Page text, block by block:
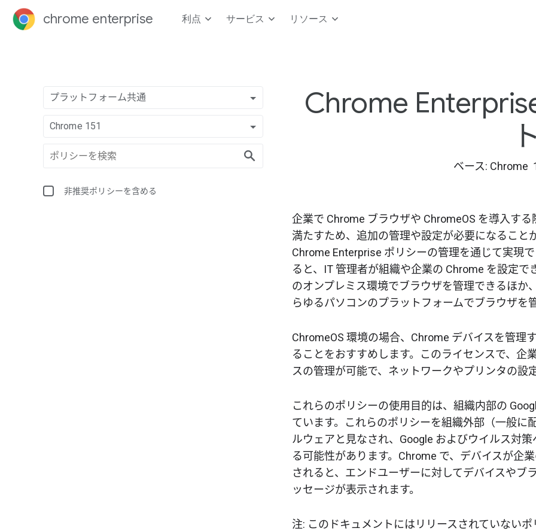
chrome enterprise 利点 サービス リソース
プラットフォーム共通
Chrome 151
非推奨ポリシーを含める
Chrome
ト
ベース: Chrome
企業で Chrome ブラウザや ChromeOS を導入す
満たすため、追加の管理や設定が必要になること
Chrome Enterprise ポリシーの管理を通じて実現
ると、IT 管理者が組織や企業の Chrome を設定で
のオンプレミス環境でブラウザを管理できるほか
らゆるパソコンのプラットフォームでブラウザを
ChromeOS 環境の場合、Chrome デバイスを管理
ることをおすすめします。このライセンスで、企
スの管理が可能で、ネットワークやプリンタの設
これらのポリシーの使用目的は、組織内部の
ています。これらのポリシーを組織外部（一般に
ルウェアと見なされ、Google およびウイルス対
る可能性があります。Chrome で、デバイスが企
されると、エンドユーザーに対してデバイスやブ
ッセージが表示されます。
注: このドキュメントにはリリースされていない